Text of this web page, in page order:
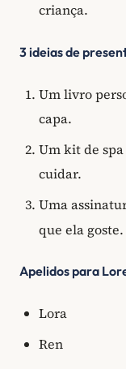
criança.
3 ideias de
Um livro
capa.
Um kit de
cuidar.
Uma
que ela goste.
Apelidos para
Lora
Ren